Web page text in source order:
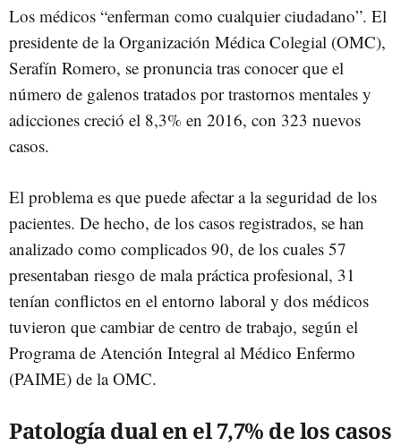
Los médicos “enferman como cualquier ciudadano”. El
presidente de la Organización Médica Colegial (OMC),
Serafín Romero, se pronuncia tras conocer que el
número de galenos tratados por trastornos mentales y
adicciones creció el 8,3% en 2016, con 323 nuevos
casos.
El problema es que puede afectar a la seguridad de los
pacientes. De hecho, de los casos registrados, se han
analizado como complicados 90, de los cuales 57
presentaban riesgo de mala práctica profesional, 31
tenían conflictos en el entorno laboral y dos médicos
tuvieron que cambiar de centro de trabajo, según el
Programa de Atención Integral al Médico Enfermo
(PAIME) de la OMC.
Patología dual en el 7,7% de los casos